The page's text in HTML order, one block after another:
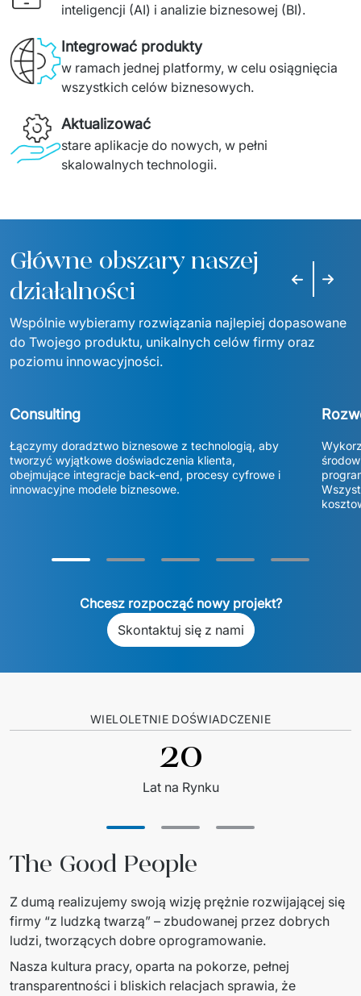
inteligencji (AI) i analizie biznesowej (BI).
Integrować produkty
w ramach jednej platformy, w celu osiągnięcia
wszystkich celów biznesowych.
Aktualizować
stare aplikacje do nowych, w pełni
skalowalnych technologii.
Główne obszary naszej
działalności
Poprzedni
Wspólnie wybieramy rozwiązania najlepiej dopasowane
do Twojego produktu, unikalnych celów firmy oraz
poziomu innowacyjności.
Consulting
Łączymy doradztwo biznesowe z technologią, aby
tworzyć wyjątkowe doświadczenia klienta,
obejmujące integracje back-end, procesy cyfrowe i
innowacyjne modele biznesowe.
Chcesz rozpocząć nowy projekt?
Skontaktuj się z nami
WIELOLETNIE DOŚWIADCZENIE
20
Lat na Rynku
The Good People
Z dumą realizujemy swoją wizję prężnie rozwijającej się
firmy “z ludzką twarzą” – zbudowanej przez dobrych
ludzi, tworzących dobre oprogramowanie.
Nasza kultura pracy, oparta na pokorze, pełnej
transparentności i bliskich relacjach sprawia, że